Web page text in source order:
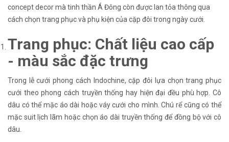
concept decor mà tinh thần Á Đông còn được lan tỏa thông qua
cách chọn trang phục và phụ kiện của cặp đôi trong ngày cưới.
Trang phục: Chất liệu cao cấp
- màu sắc đặc trưng
Trong lễ cưới phong cách Indochine, cặp đôi lựa chọn trang phục
cưới theo phong cách truyền thống hay hiện đại đều phù hợp. Cô
dâu có thể mặc áo dài hoặc váy cưới cho mình. Chú rể cũng có thể
mặc suit lịch lãm hoặc chọn áo dài truyền thống để đồng bộ với cô
dâu.